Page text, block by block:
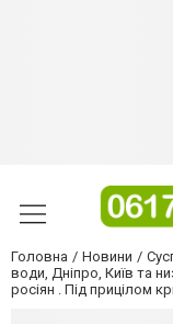
Головна Новини
води, Дніпро, Київ та
росіян . Під прицілом